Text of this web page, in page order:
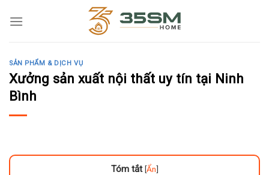
SẢN PHẨM & DỊCH VỤ
Xưởng sản xuất nội thất uy tín tại Ninh
Bình
Tóm tắt [Ẩn]